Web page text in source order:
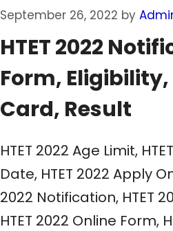
September 26, 2022 by
HTET 2022
Form,
Card, Result
HTET 2022 Age Limit,
Date, HTET 2022 Apply
2022 Notification, HTET
HTET 2022 Online Form,